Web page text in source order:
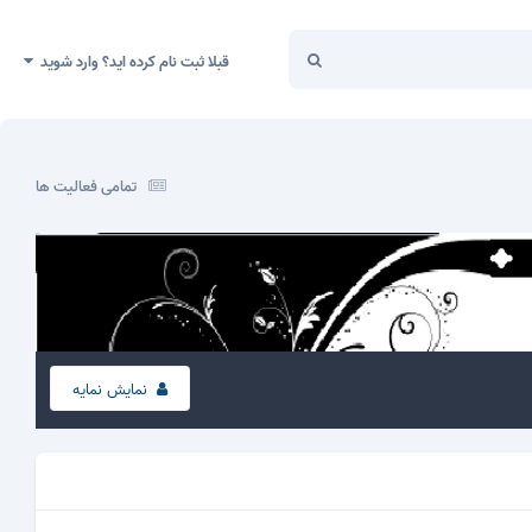
قبلا ثبت نام کرده اید؟ وارد شوید
تمامی فعالیت ها
نمایش نمایه